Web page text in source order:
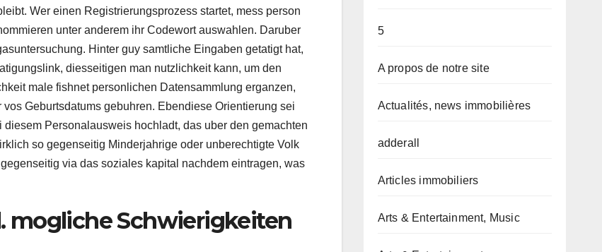
Wer einen Registrierungsprozess startet, mess person
unter anderem ihr Codewort auswahlen. Daruber
Hinter guy samtliche Eingaben getatigt hat,
diesseitigen man nutzlichkeit kann, um den
male fishnet personlichen Datensammlung erganzen,
Geburtsdatums gebuhren. Ebendiese Orientierung sei
Personalausweis hochladt, das uber den gemachten
so gegenseitig Minderjahrige oder unberechtigte Volk
via das soziales kapital nachdem eintragen, was
mogliche Schwierigkeiten
5
A propos de notre site
Actualités, news immobilières
adderall
Articles immobiliers
Arts & Entertainment, Music